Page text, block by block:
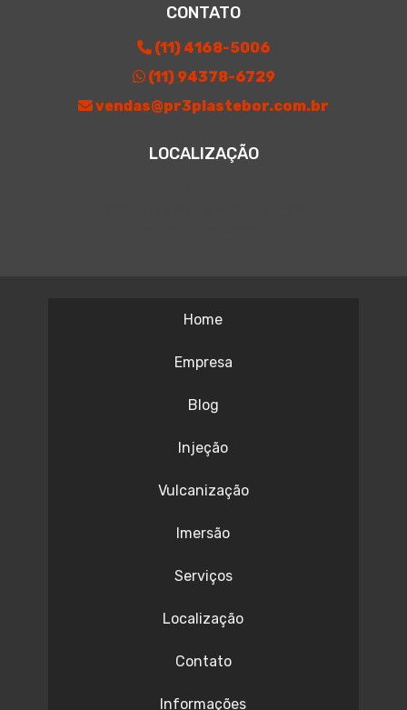
CONTATO
(11) 4168-5006
(11) 94378-6729
vendas@pr3plastebor.com.br
LOCALIZAÇÃO
Home
Empresa
Blog
Injeção
Vulcanização
Imersão
Serviços
Localização
Contato
Informações